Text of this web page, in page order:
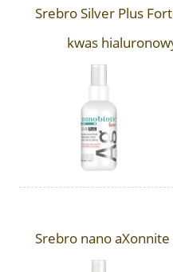
Srebro Silver Plus
kwas
Srebro nano